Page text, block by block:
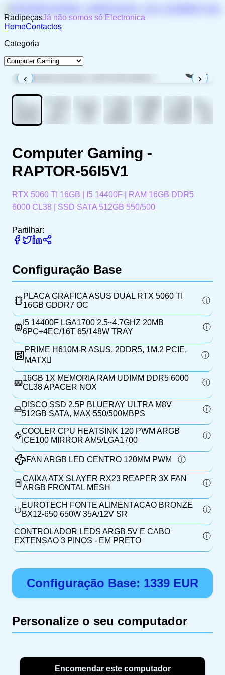
RadipeçasJá não somos só Electronica
HomeContactos
Categoria
‹ ›
1/
Computer Gaming -
RAPTOR-56I5V1
RTX 5060 TI 16GB | I5 14400F | RAM 16GB DDR5
6000 CL38 | SSD SATA 512GB 550/500
Partilhar:
Configuração Base
PLACA GRAFICA ASUS DUAL RTX 5060 TI
16GB GDDR7 OC
I5 14400F LGA1700 2.5~4.7GHZ 20MB
6PC+4EC/16T 65/148W TRAY
PRIME H610M-R ASUS, 2DDR5, 1M.2 PCIE,
MATX
16GB 1X MEMORIA RAM UDIMM DDR5 6000
CL38 APACER NOX
DISCO SSD 2.5P BLUERAY ULTRA M8V
512GB SATA, MAX 550/500MBPS
COOLER CPU HEATSINK 120 PWM ARGB
ICE100 MIRROR AM5/LGA1700
FAN ARGB LED CENTRO 120MM PWM
CAIXA ATX SLAYER RX23 REAPER 3X FAN
ARGB FRONTAL MESH
EUROTECH FONTE ALIMENTACAO BRONZE
BX12-650 650W 35A/12V SR
CONTROLADOR LEDS ARGB 5V E CABO
EXTENSAO 3 PINOS - EM PRETO
Configuração Base: 1339 EUR
Personalize o seu computador